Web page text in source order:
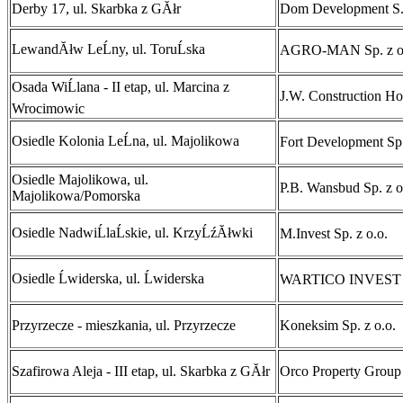
Derby 17, ul. Skarbka z GĂłr Dom Development
LewandĂłw LeĹny, ul. ToruĹska AGRO-MAN Sp. z
Osada WiĹlana - II etap, ul. Marcina z
Wrocimowic
J.W. Construction
Osiedle Kolonia LeĹna, ul. Majolikowa Fort Development
Osiedle Majolikowa, ul.
Majolikowa/Pomorska
P.B. Wansbud Sp. z
Osiedle NadwiĹlaĹskie, ul. KrzyĹźĂłwki M.Invest Sp. z o.o.
Osiedle Ĺwiderska, ul. Ĺwiderska WARTICO INVEST
Przyrzecze - mieszkania, ul. Przyrzecze Koneksim Sp. z o.o.
Szafirowa Aleja - III etap, ul. Skarbka z GĂłr Orco Property Group